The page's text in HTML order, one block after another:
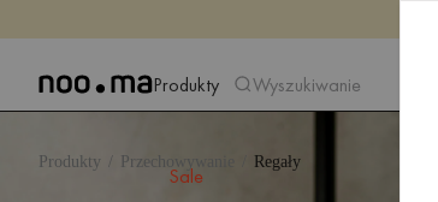
Produkty
Sale
Wyszukiwanie
Produkty Przechowywanie Regały